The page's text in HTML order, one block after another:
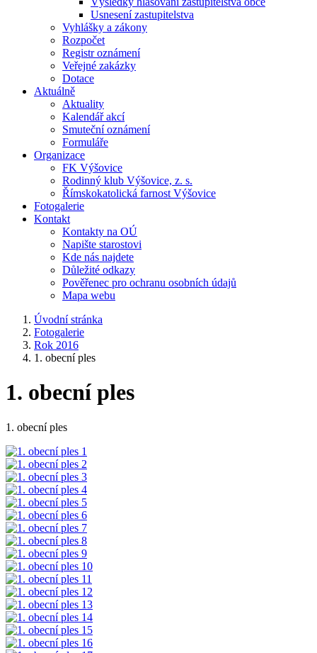
Usnesení zastupitelstva
Vyhlášky a zákony
Rozpočet
Registr oznámení
Veřejné zakázky
Dotace
Aktuálně
Aktuality
Kalendář akcí
Smuteční oznámení
Formuláře
Organizace
FK Výšovice
Rodinný klub Výšovice, z. s.
Římskokatolická farnost Výšovice
Fotogalerie
Kontakt
Kontakty na OÚ
Napište starostovi
Kde nás najdete
Důležité odkazy
Pověřenec pro ochranu osobních údajů
Mapa webu
Úvodní stránka
Fotogalerie
Rok 2016
1. obecní ples
1. obecní ples
1. obecní ples